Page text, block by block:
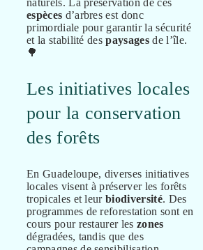
espèces d’arbres est donc
primordiale pour garantir la sécurité
et la stabilité despaysagesde l’île.
🌳
Les initiatives locales
pour la conservation
des forêts
En Guadeloupe, diverses initiatives
locales visent à préserver les forêts
tropicales et leurbiodiversité. Des
programmes de reforestation sont en
cours pour restaurer leszones
dégradées, tandis que des